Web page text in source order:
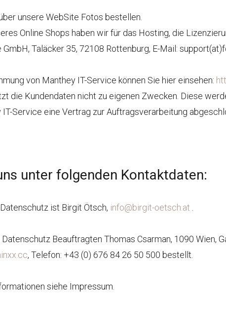
unsere WebSite Fotos bestellen.
Online Shops haben wir für das Hosting, die
Taläcker 35, 72108 Rottenburg, E-Mail:
von Manthey IT-Service können Sie hier einsehen:
die Kundendaten nicht zu eigenen Zwecken. Diese
Service eine Vertrag zur Auftragsverarbeitung
unter folgenden Kontaktdaten:
ist Birgit Ötsch, info@birgit-oetsch.at
Beauftragten Thomas Csarman, 1090 Wien,
, Telefon: +43 (0) 676 84 26 50 500 bestellt.
siehe Impressum.